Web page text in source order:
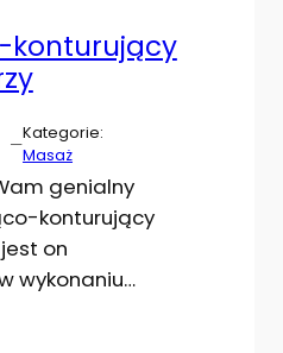
konturujący
—
Kategorie:
Masaż
genialny
konturujący
on
wykonaniu…